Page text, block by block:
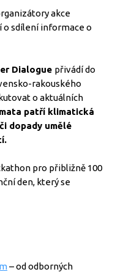
akce
o sdílení informace o
Dialogue přivádí do
rakouského
o aktuálních
patří klimatická
dopady umělé
pro přibližně 100
den, který se
– od odborných